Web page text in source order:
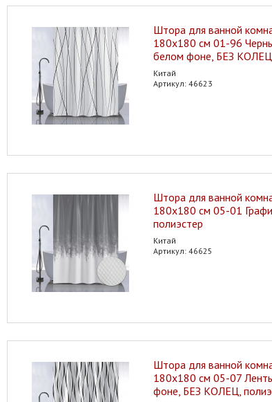
Штора для ванной
180х180 см 01-96
белом фоне, БЕЗ
Китай
Артикул: 46623
Штора для ванной
180х180 см 05-01
полиэстер
Китай
Артикул: 46625
Штора для ванной
180х180 см 05-07
фоне, БЕЗ КОЛЕЦ,